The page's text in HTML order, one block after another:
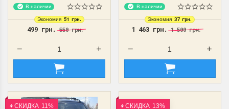
В наличии
Экономия 51 грн.
499 грн.550 грн.
В наличии
Экономия 37 грн.
1 463 грн.1 500 грн.
СКИДКА 11% СКИДКА 13%